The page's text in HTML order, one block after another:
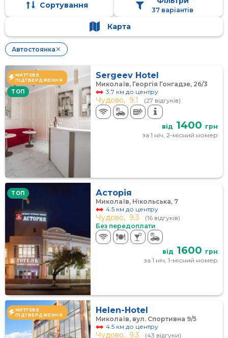
Сортування
37 варіантів
Карта
Автостоянка ✕
МИТТЄВЕ
ПІДТВЕРДЖЕННЯ
TOП
Sergeev Hotel
Миколаїв, Георгія Гонгадзе, 26/3
3.7 км до центру
Чудово, 9.1 (27 відгуків)
від 1400 грн
за 1 ніч, 2-місний номер
TOП Асторія
Миколаїв, Нікольська, 7
4.5 км до центру
Чудово, 9.3
(16 відгуків)
Без передоплати
від 1600 грн
за 1 ніч, 1-місний номер
МИТТЄВЕ
ПІДТВЕРДЖЕННЯ
Helen-Hotel
Миколаїв, вул. Спортивна 9/5
4.5 км до центру
Чудово, 9.3
(43 відгуки)